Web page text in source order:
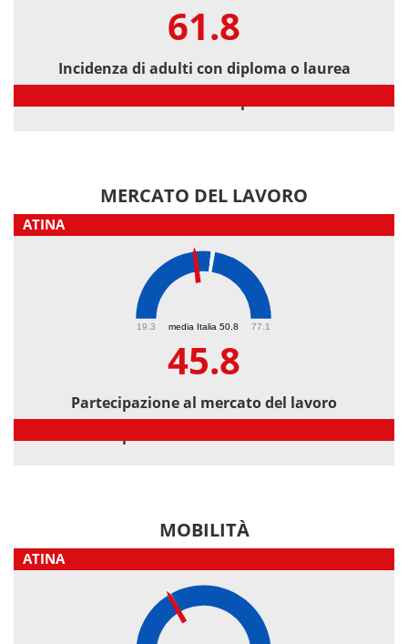
61.8
Incidenza di adulti con diploma o laurea
MERCATO DEL LAVORO
ATINA
media Italia 50.8
19.3 77.1
45.8
Partecipazione al mercato del lavoro
MOBILITÀ
ATINA